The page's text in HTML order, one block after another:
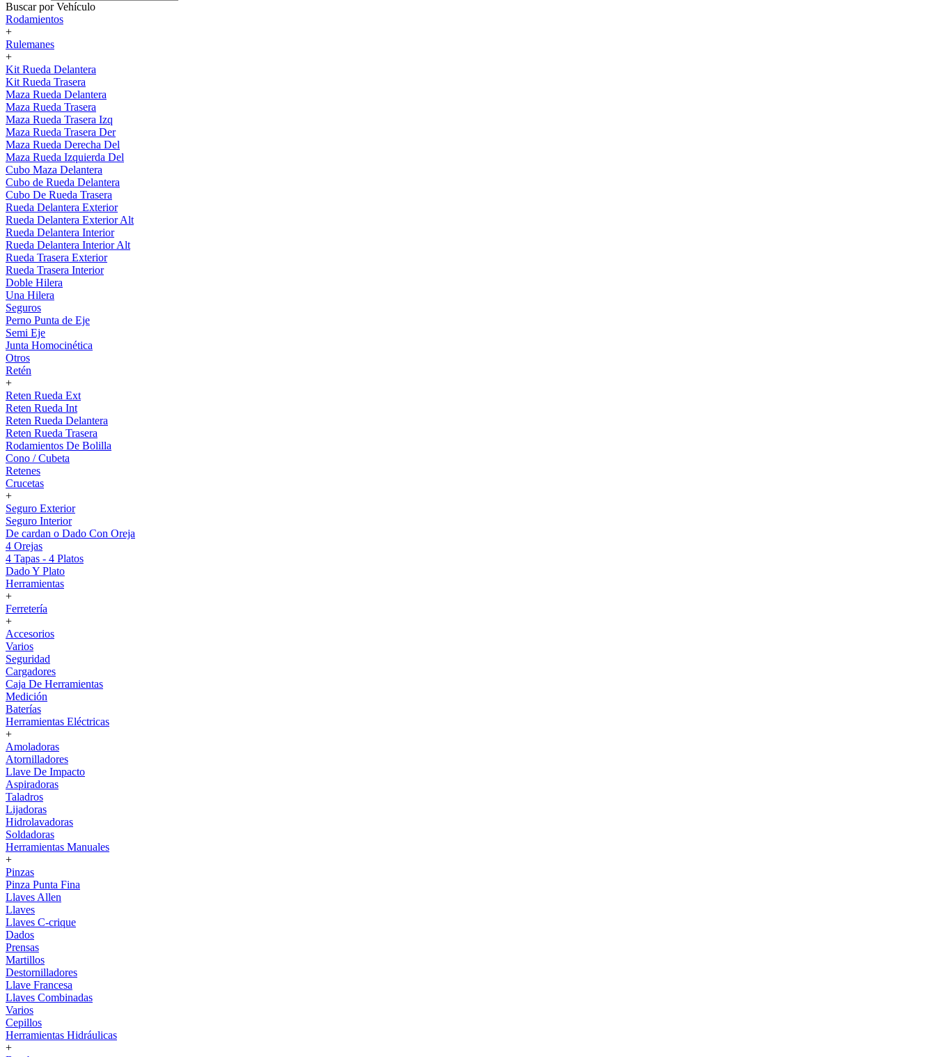
Buscar por Vehículo
Rodamientos
+
Rulemanes
+
Kit Rueda Delantera
Kit Rueda Trasera
Maza Rueda Delantera
Maza Rueda Trasera
Maza Rueda Trasera Izq
Maza Rueda Trasera Der
Maza Rueda Derecha Del
Maza Rueda Izquierda Del
Cubo Maza Delantera
Cubo de Rueda Delantera
Cubo De Rueda Trasera
Rueda Delantera Exterior
Rueda Delantera Exterior Alt
Rueda Delantera Interior
Rueda Delantera Interior Alt
Rueda Trasera Exterior
Rueda Trasera Interior
Doble Hilera
Una Hilera
Seguros
Perno Punta de Eje
Semi Eje
Junta Homocinética
Otros
Retén
+
Reten Rueda Ext
Reten Rueda Int
Reten Rueda Delantera
Reten Rueda Trasera
Rodamientos De Bolilla
Cono / Cubeta
Retenes
Crucetas
+
Seguro Exterior
Seguro Interior
De cardan o Dado Con Oreja
4 Orejas
4 Tapas - 4 Platos
Dado Y Plato
Herramientas
+
Ferretería
+
Accesorios
Varios
Seguridad
Cargadores
Caja De Herramientas
Medición
Baterías
Herramientas Eléctricas
+
Amoladoras
Atornilladores
Llave De Impacto
Aspiradoras
Taladros
Lijadoras
Hidrolavadoras
Soldadoras
Herramientas Manuales
+
Pinzas
Pinza Punta Fina
Llaves Allen
Llaves
Llaves C-crique
Dados
Prensas
Martillos
Destornilladores
Llave Francesa
Llaves Combinadas
Varios
Cepillos
Herramientas Hidráulicas
+